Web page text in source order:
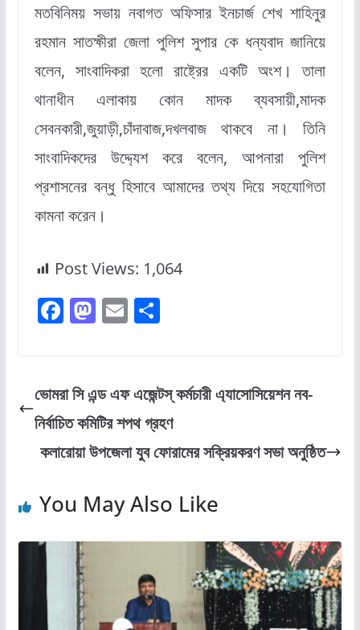
মতবিনিময় সভায় নবাগত অফিসার ইনচার্জ শেখ শাহিনুর
রহমান সাতক্ষীরা জেলা পুলিশ সুপার কে ধন্যবাদ জানিয়ে
বলেন, সাংবাদিকরা হলো রাষ্ট্রের একটি অংশ। তালা
থানাধীন এলাকায় কোন মাদক ব্যবসায়ী,মাদক
সেবনকারী,জুয়াড়ী,চাঁদাবাজ,দখলবাজ থাকবে না। তিনি
সাংবাদিকদের উদ্দ্যেশ করে বলেন, আপনারা পুলিশ
প্রশাসনের বন্ধু হিসাবে আমাদের তথ্য দিয়ে সহযোগিতা
কামনা করেন।
Post Views: 1,064
F
e
b
o
o
M
o
d
o
n
E
l
S
e
ভোমরা সি এন্ড এফ এজেন্টস্ কর্মচারী এ্যাসোসিয়েশন নব-
নির্বাচিত কমিটির শপথ গ্রহণ
কলারোয়া উপজেলা যুব ফোরামের সক্রিয়করণ সভা অনুষ্ঠিত
You May Also Like